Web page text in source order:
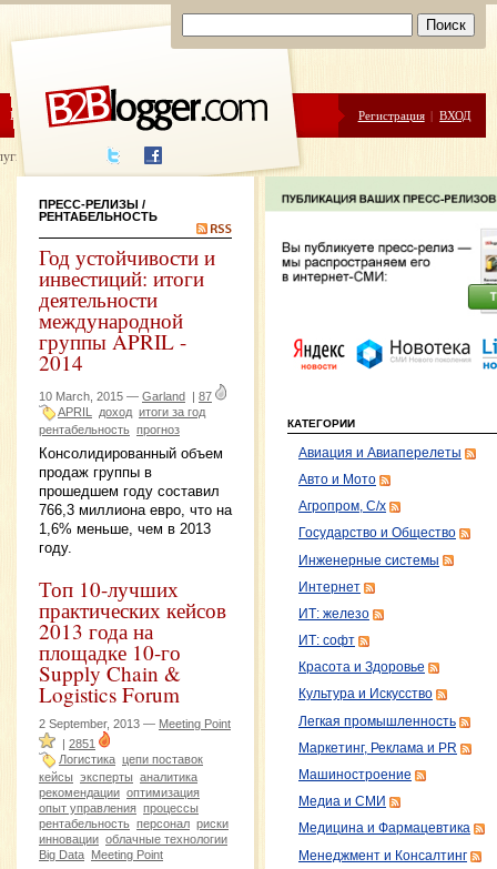
ЦЕНЫ ПОМОЩЬ Регистрация | ВХОД
написания
ПРЕСС-РЕЛИЗЫ /
РЕНТАБЕЛЬНОСТЬ
Год устойчивости и
инвестиций: итоги
деятельности
международной
группы APRIL -
2014
10 March, 2015 — Garland | 87
APRIL
доход итоги за год
рентабельность прогноз
Консолидированный объем
продаж группы в
прошедшем году составил
766,3 миллиона евро, что на
1,6% меньше, чем в 2013
году.
Топ 10-лучших
практических кейсов
2013 года на
площадке 10-го
Supply Chain &
Logistics Forum
2 September, 2013 — Meeting Point
| 2851
Логистика цепи поставок
кейсы эксперты аналитика
рекомендации оптимизация
опыт управления процессы
рентабельность персонал риски
инновации облачные технологии
Big Data Meeting Point
КАТЕГОРИИ
Авиация и Авиаперелеты
Авто и Мото
Агропром, С/х
Государство и Общество
Инженерные системы
Интернет
ИТ: железо
ИТ: софт
Красота и Здоровье
Культура и Искусство
Легкая промышленность
Маркетинг, Реклама и PR
Машиностроение
Медиа и СМИ
Медицина и Фармацевтика
Менеджмент и Консалтинг